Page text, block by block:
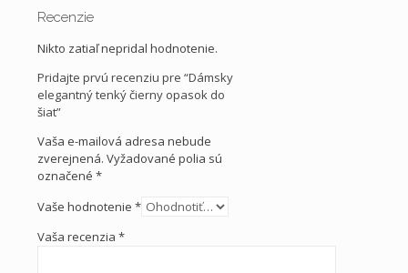
Recenzie
Nikto zatiaľ nepridal hodnotenie.
Pridajte prvú recenziu pre “Dámsky
elegantný tenký čierny opasok do
šiat”
Vaša e-mailová adresa nebude
zverejnená. Vyžadované polia sú
označené *
Vaše hodnotenie *
Vaša recenzia *